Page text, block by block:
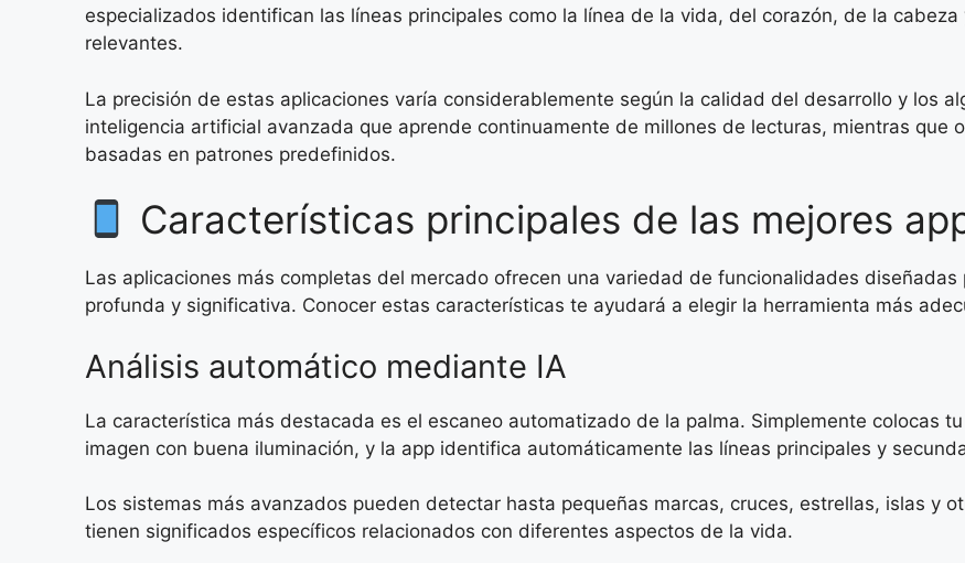
especializados identifican las líneas principales como la línea de la vida, del corazón, de la
relevantes.
La precisión de estas aplicaciones varía considerablemente según la calidad del desarrollo y los
inteligencia artificial avanzada que aprende continuamente de millones de lecturas, mientras que
basadas en patrones predefinidos.
Características principales de las mejores
Las aplicaciones más completas del mercado ofrecen una variedad de funcionalidades
profunda y significativa. Conocer estas características te ayudará a elegir la herramienta más
Análisis automático mediante IA
La característica más destacada es el escaneo automatizado de la palma. Simplemente colocas
imagen con buena iluminación, y la app identifica automáticamente las líneas principales y
Los sistemas más avanzados pueden detectar hasta pequeñas marcas, cruces, estrellas, islas y
tienen significados específicos relacionados con diferentes aspectos de la vida.